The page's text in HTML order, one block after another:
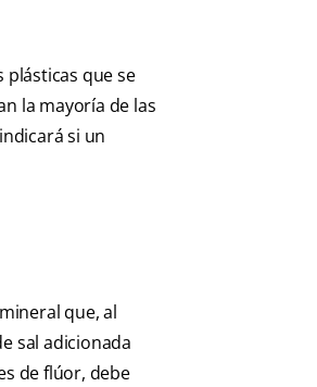
plásticas que se
la mayoría de las
si un
que, al
sal adicionada
de flúor, debe